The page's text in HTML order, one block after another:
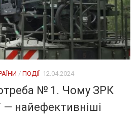
/ ПОДІЇ 12.04.2024
№ 1. Чому ЗРК
— найефективніші